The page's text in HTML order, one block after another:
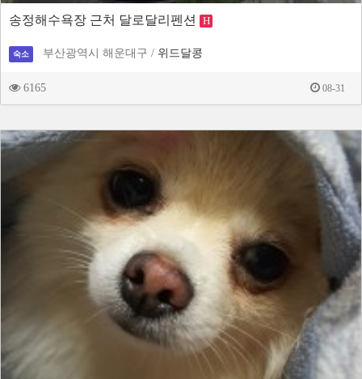
송정해수욕장 근처 달로달리펜션 H
숙소 부산광역시 해운대구 / 위드달콩
6165 08-31